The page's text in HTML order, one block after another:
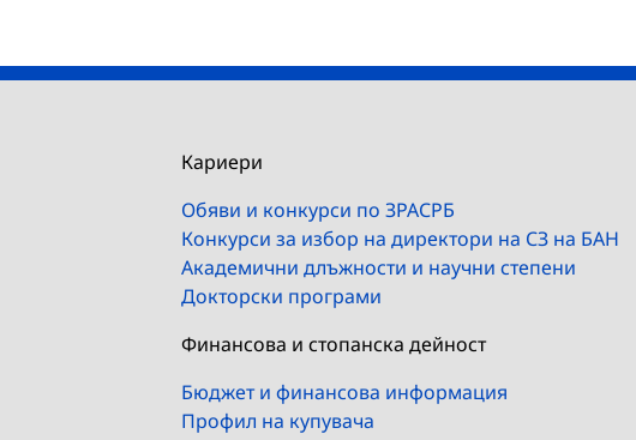
Кариери
Обяви и конкурси по ЗРАСРБ
Конкурси за избор на директори на СЗ на БАН
Академични длъжности и научни степени
Докторски програми
Финансова и стопанска дейност
Бюджет и финансова информация
Профил на купувача